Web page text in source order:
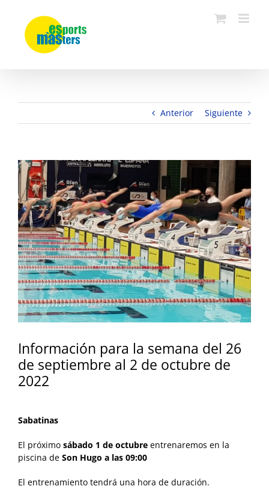
contenido
Anterior Siguiente
Información para la semana del 26
de septiembre al 2 de octubre de
2022
Sabatinas
El próximo sábado 1 de octubre entrenaremos en la
piscina de Son Hugo a las 09:00
El entrenamiento tendrá una hora de duración.